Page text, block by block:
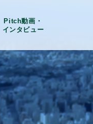
Pitch動画・
インタビュー